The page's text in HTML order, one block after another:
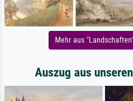
Mehr aus
Auszug aus